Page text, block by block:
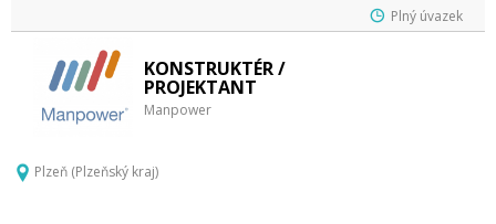
Plný úvazek
KONSTRUKTÉR /
PROJEKTANT
Manpower
Plzeň (Plzeňský kraj)